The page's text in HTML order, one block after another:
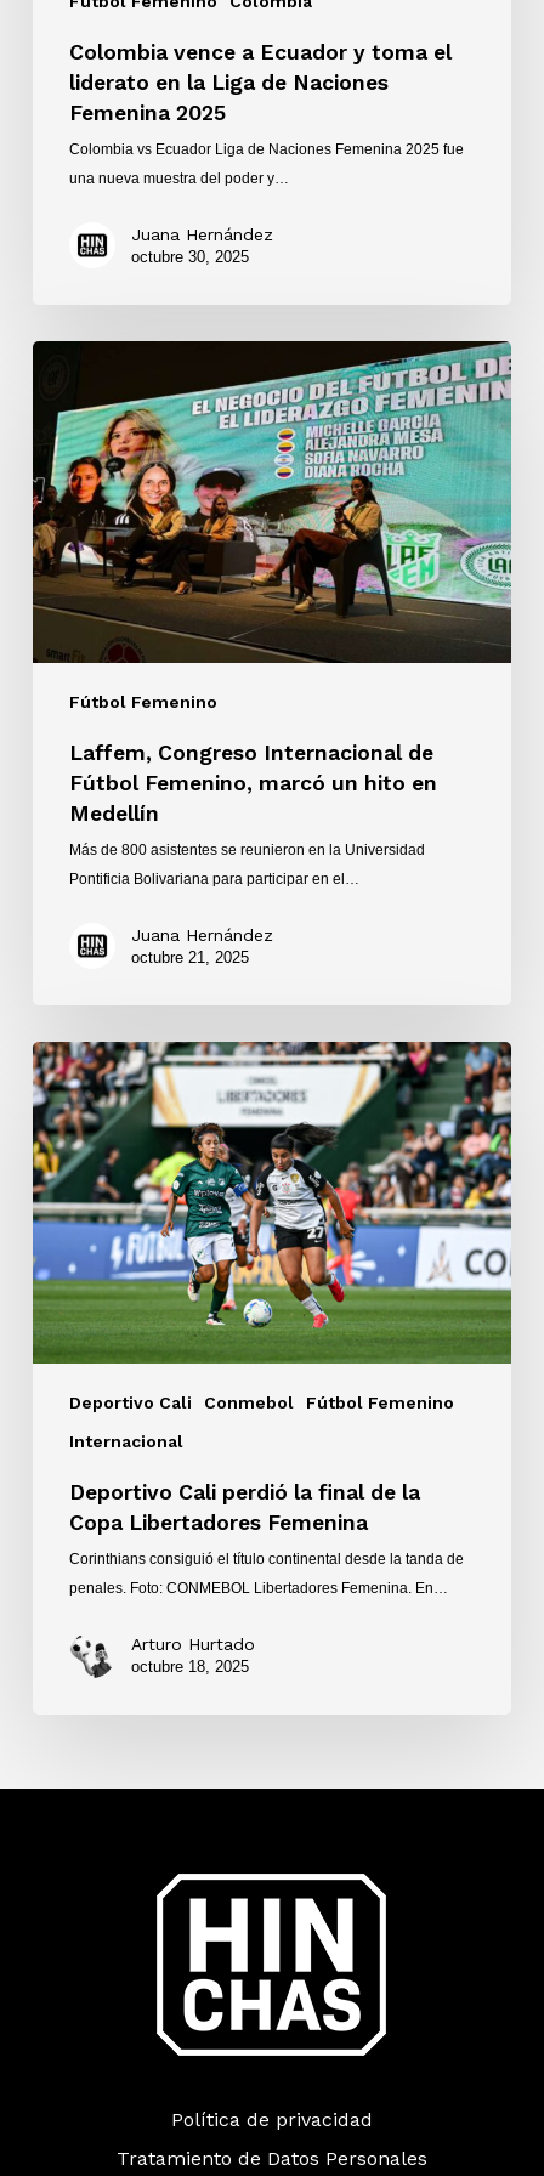
2025Colombia vence a Ecuador y toma el
liderato en la Liga de Naciones
Femenina 2025
Colombia vs Ecuador Liga de Naciones Femenina 2025 fue
una nueva muestra del poder y…
Juana Hernández
octubre 30, 2025
Fútbol Femenino
Congreso
Internacional
Fútbol
Femenino,
marcó
un
hito
en
Medellín
Laffem, Congreso Internacional de
Fútbol Femenino, marcó un hito en
Medellín
Más de 800 asistentes se reunieron en la Universidad
Pontificia Bolivariana para participar en el…
Juana Hernández
octubre 21, 2025
Deportivo Cali Conmebol
Fútbol Femenino
Internacional
Deportivo
Cali
perdió
la
final
de
la
Copa
Libertadores
Femenina
Deportivo Cali perdió la final de la
Copa Libertadores Femenina
Corinthians consiguió el título continental desde la tanda de
penales. Foto: CONMEBOL Libertadores Femenina. En…
Arturo Hurtado
octubre 18, 2025
Política de privacidad
Tratamiento de Datos Personales